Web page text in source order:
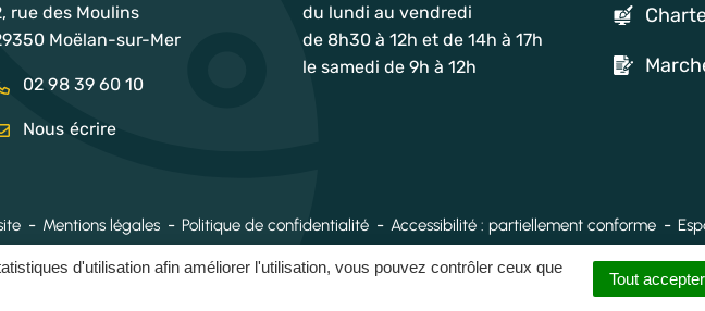
d'utilisation afin améliorer l'utilisation, vous pouvez contrôler ceux que
Tout accepter
Youtube
rue des Moulins
Moëlan-sur-Mer
02 98 39 60 10
Nous écrire
du lundi au vendredi
de 8h30 à 12h et de 14h à 17h
le samedi de 9h à 12h
Mentions légales Politique de confidentialité Accessibilité : partiellement conforme